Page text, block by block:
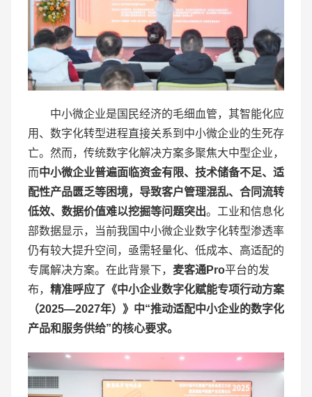
中小微企业是国民经济的毛细血管，其智能化应
用、数字化转型进程直接关系到中小微企业的生死存
亡。然而，传统数字化解决方案多聚焦大中型企业，
而中小微企业普遍面临资金有限、技术储备不足、适
配性产品匮乏等困境，导致客户管理混乱、合同流转
低效、数据价值难以挖掘等问题突出。工业和信息化
部数据显示，当前我国中小微企业数字化转型渗透率
仍有较大提升空间，亟需轻量化、低成本、高适配的
专属解决方案。在此背景下， 麦客通Pro平台的发
布， 精准呼应了《中小企业数字化赋能专项行动方案
（2025—2027年）》中“推动适配中小企业的数字化
产品和服务供给”的核心要求。